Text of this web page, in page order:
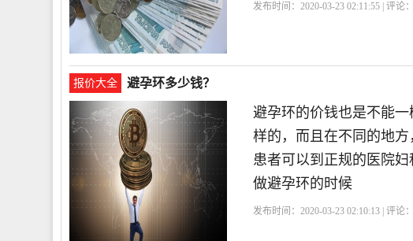
发布时间：2020-03-23 02:11:55 | 评论
报价大全 避孕环多少钱？
避孕环的价钱也是不能
样的，而且在不同的地
患者可以到正规的医院
做避孕环的时候
发布时间：2020-03-23 02:10:13 | 评论